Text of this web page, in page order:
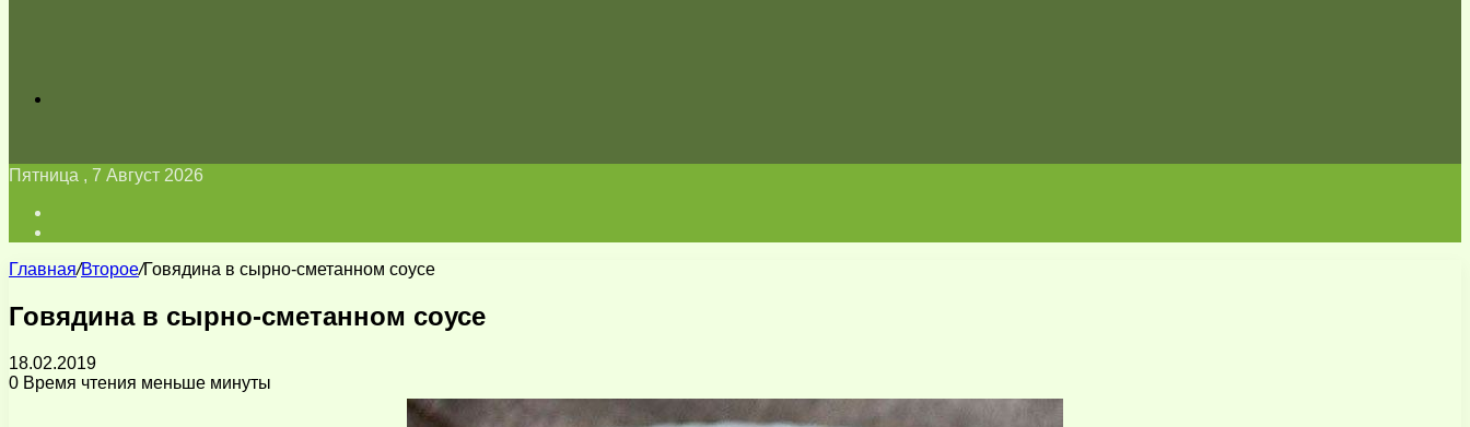
Пятница , 7 Август 2026
Главная/Второе/Говядина в сырно-сметанном соусе
Говядина в сырно-сметанном соусе
18.02.2019
0 Время чтения меньше минуты